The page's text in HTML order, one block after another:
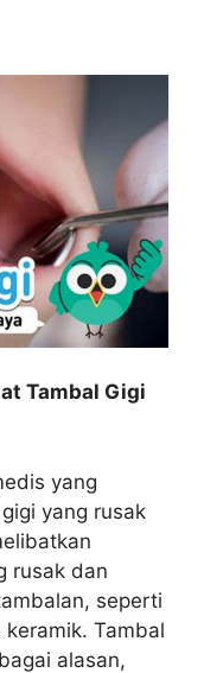
Tambal Gigi
yang
yang rusak
rusak dan
seperti
Tambal
alasan,